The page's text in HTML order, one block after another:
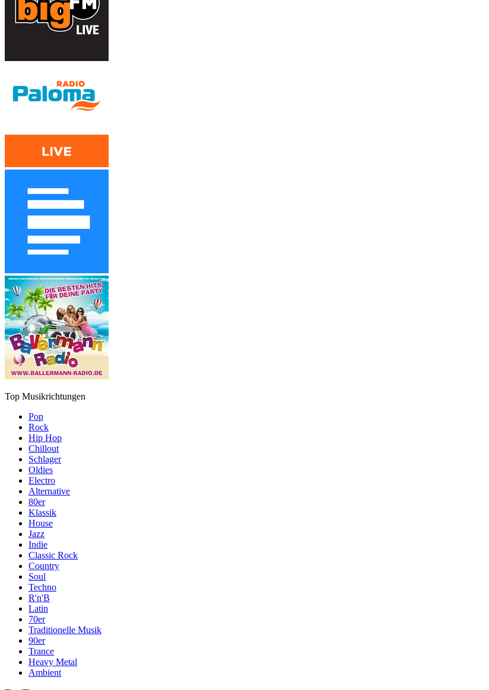
Top Musikrichtungen
Pop
Rock
Hip Hop
Chillout
Schlager
Oldies
Electro
Alternative
80er
Klassik
House
Jazz
Indie
Classic Rock
Country
Soul
Techno
R'n'B
Latin
70er
Traditionelle Musik
90er
Trance
Heavy Metal
Ambient